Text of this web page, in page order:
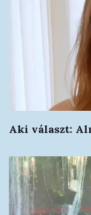
Aki választ: